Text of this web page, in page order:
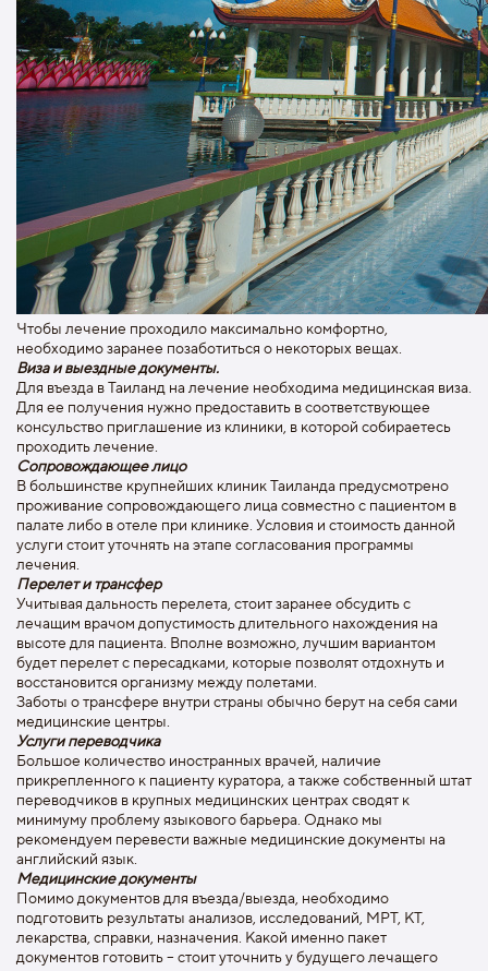
Чтобы лечение проходило максимально комфортно,
необходимо заранее позаботиться о некоторых вещах.
Виза и выездные документы.
Для въезда в Таиланд на лечение необходима медицинская виза.
Для ее получения нужно предоставить в соответствующее
консульство приглашение из клиники, в которой собираетесь
проходить лечение.
Сопровождающее лицо
В большинстве крупнейших клиник Таиланда предусмотрено
проживание сопровождающего лица совместно с пациентом в
палате либо в отеле при клинике. Условия и стоимость данной
услуги стоит уточнять на этапе согласования программы
лечения.
Перелет и трансфер
Учитывая дальность перелета, стоит заранее обсудить с
лечащим врачом допустимость длительного нахождения на
высоте для пациента. Вполне возможно, лучшим вариантом
будет перелет с пересадками, которые позволят отдохнуть и
восстановится организму между полетами.
Заботы о трансфере внутри страны обычно берут на себя сами
медицинские центры.
Услуги переводчика
Большое количество иностранных врачей, наличие
прикрепленного к пациенту куратора, а также собственный штат
переводчиков в крупных медицинских центрах сводят к
минимуму проблему языкового барьера. Однако мы
рекомендуем перевести важные медицинские документы на
английский язык.
Медицинские документы
Помимо документов для въезда/выезда, необходимо
подготовить результаты анализов, исследований, МРТ, КТ,
лекарства, справки, назначения. Какой именно пакет
документов готовить – стоит уточнить у будущего лечащего